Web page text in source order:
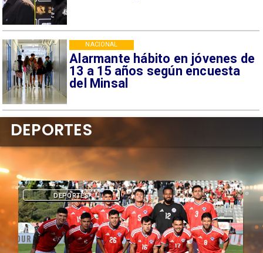
Alarmante hábito en jóvenes de
13 a 15 años según encuesta
del Minsal
NACIONAL
DEPORTES
DEPORTES